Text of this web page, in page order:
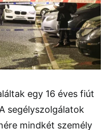
egy 16 éves fiút
segélyszolgálatok
mindkét személy